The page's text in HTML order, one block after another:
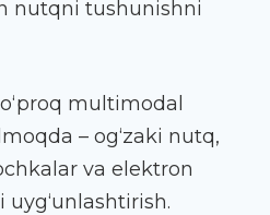
nutqni tushunishni
multimodal
– og‘zaki nutq,
va elektron